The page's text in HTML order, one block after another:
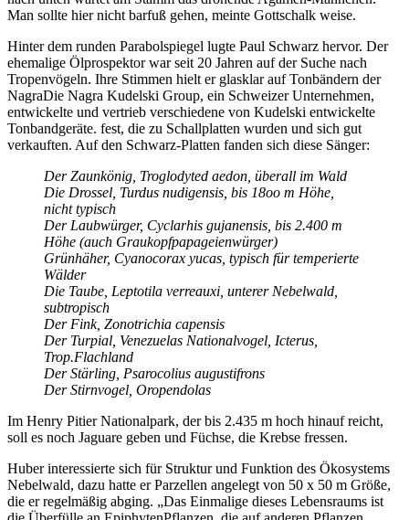
Man sollte hier nicht barfuß gehen, meinte Gottschalk weise.
Hinter dem runden Parabolspiegel lugte Paul Schwarz hervor. Der
ehemalige Ölprospektor war seit 20 Jahren auf der Suche nach
Tropenvögeln. Ihre Stimmen hielt er glasklar auf Tonbändern der
NagraDie Nagra Kudelski Group, ein Schweizer Unternehmen,
entwickelte und vertrieb verschiedene von Kudelski entwickelte
Tonbandgeräte. fest, die zu Schallplatten wurden und sich gut
verkauften. Auf den Schwarz-Platten fanden sich diese Sänger:
Der Zaunkönig, Troglodyted aedon, überall im Wald
Die Drossel, Turdus nudigensis, bis 18oo m Höhe,
nicht typisch
Der Laubwürger, Cyclarhis gujanensis, bis 2.400 m
Höhe (auch Graukopfpapageienwürger)
Grünhäher, Cyanocorax yucas, typisch für temperierte
Wälder
Die Taube, Leptotila verreauxi, unterer Nebelwald,
subtropisch
Der Fink, Zonotrichia capensis
Der Turpial, Venezuelas Nationalvogel, Icterus,
Trop.Flachland
Der Stärling, Psarocolius augustifrons
Der Stirnvogel, Oropendolas
Im Henry Pitier Nationalpark, der bis 2.435 m hoch hinauf reicht,
soll es noch Jaguare geben und Füchse, die Krebse fressen.
Huber interessierte sich für Struktur und Funktion des Ökosystems
Nebelwald, dazu hatte er Parzellen angelegt von 50 x 50 m Größe,
die er regelmäßig abging.
Das Einmalige dieses Lebensraums ist